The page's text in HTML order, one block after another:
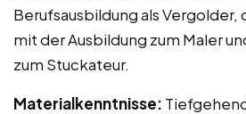
Berufsausbildung als
mit der Ausbildung zum Maler
zum Stuckateur.
Materialkenntnisse: